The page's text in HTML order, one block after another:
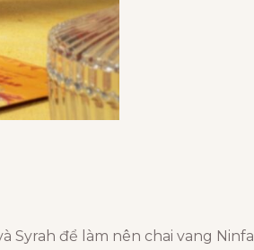
Syrah để làm nên chai vang Ninfa